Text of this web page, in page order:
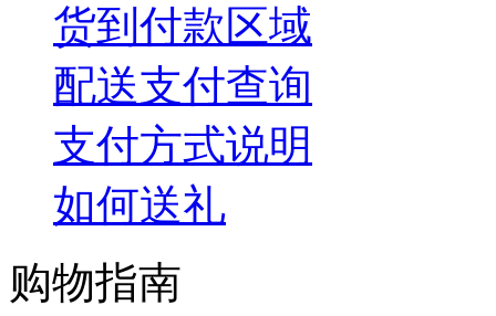
货到付款区域
配送支付查询
支付方式说明
如何送礼
购物指南